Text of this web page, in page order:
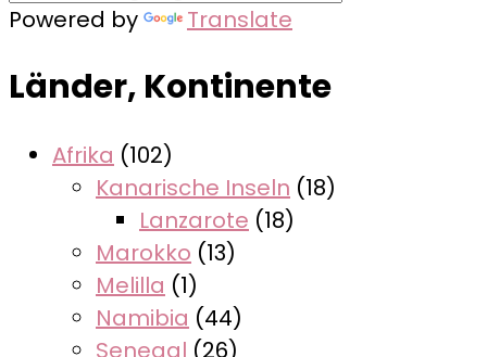
Beiträge
Powered by Translate
Länder, Kontinente
Afrika (102)
Kanarische Inseln (18)
Lanzarote (18)
Marokko (13)
Melilla (1)
Namibia (44)
Senegal (26)